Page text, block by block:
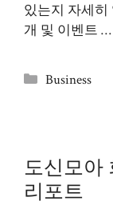
있는지 자세
개 및 이벤트 …
카
Business
도신모아
리포트